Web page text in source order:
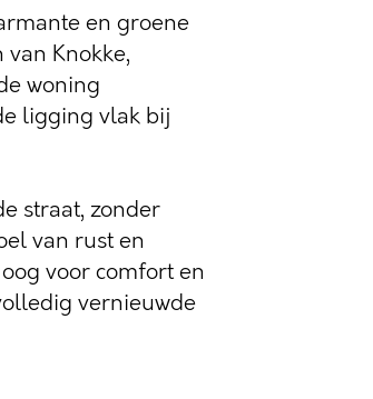
en groene
Knokke,
woning
ligging vlak bij
straat, zonder
van rust en
voor comfort en
vernieuwde